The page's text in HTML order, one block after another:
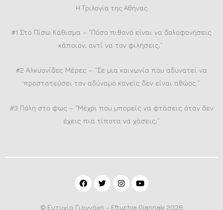
Η Τριλογία της Αθήνας
#1 Στο Πίσω Κάθισμα – “Πόσο πιθανό είναι να δολοφονήσεις
κάποιον, αντί να τον φιλήσεις;”
#2 Αλκυονίδες Μέρες – “Σε μια κοινωνία που αδυνατεί να
προστατεύσει τον αδύναμο κανείς δεν είναι αθώος.”
#3 Πόλη στο φως – “Μέχρι που μπορείς να φτάσεις όταν δεν
έχεις πια τίποτα να χάσεις;”
© Ευτυχία Γιαννάκη – Eftychia Giannaki 2026